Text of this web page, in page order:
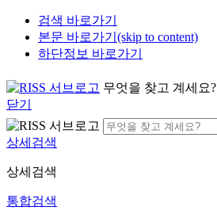
검색 바로가기
본문 바로가기(skip to content)
하단정보 바로가기
무엇을 찾고 계세요?
닫기
상세검색
상세검색
통합검색